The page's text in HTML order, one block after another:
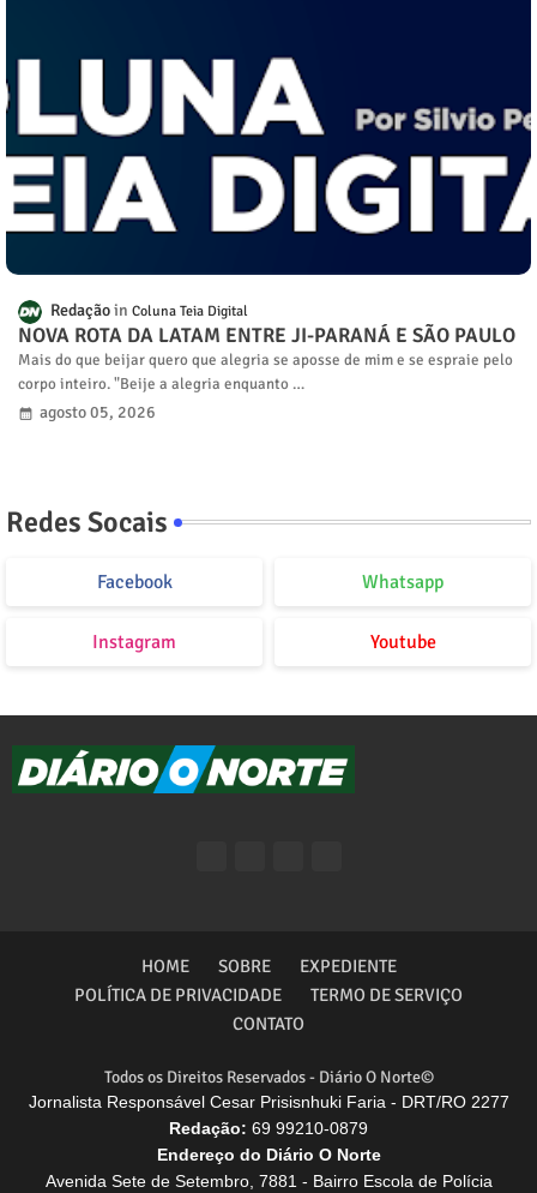
Redação Coluna Teia Digital
NOVA ROTA DA LATAM ENTRE JI-PARANÁ E SÃO PAULO
Mais do que beijar quero que alegria se aposse de mim e se espraie pelo
corpo inteiro. "Beije a alegria enquanto …
agosto 05, 2026
Redes Socais
Facebook Whatsapp
Instagram Youtube
Todos os Direitos Reservados - Diário O Norte©
Jornalista Responsável Cesar Prisisnhuki Faria - DRT/RO 2277
Redação: 69 99210-0879
Endereço do Diário O Norte
Avenida Sete de Setembro, 7881 - Bairro Escola de Polícia
HOME SOBRE
EXPEDIENTE
POLÍTICA DE PRIVACIDADE
TERMO DE SERVIÇO
CONTATO